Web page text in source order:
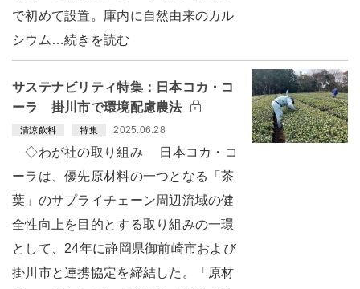
で初めて設置。庫内に自然由来のカル
シウム…続きを読む
サステナビリティ特集：日本コカ・コ
ーラ 掛川市で環境配慮農法
清涼飲料 特集 2025.06.28
◇わが社の取り組み 日本コカ・コ
ーラは、優先原材料の一つとなる「茶
葉」のサプライチェーン周辺流域の健
全性向上を目的とする取り組みの一環
として、24年に静岡県御前崎市および
掛川市と連携協定を締結した。「原材